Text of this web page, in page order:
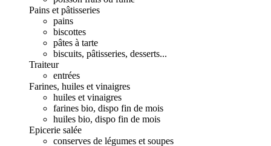
Pains et pâtisseries
pains
biscottes
pâtes à tarte
biscuits, pâtisseries, desserts...
Traiteur
entrées
Farines, huiles et vinaigres
huiles et vinaigres
farines bio, dispo fin de mois
huiles bio, dispo fin de mois
Epicerie salée
conserves de légumes et soupes